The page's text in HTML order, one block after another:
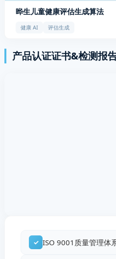
晔生儿童健康评估生成算法
健康 AI 评估生成
产品认证证书&检测报
✓ ISO 9001质量管理体